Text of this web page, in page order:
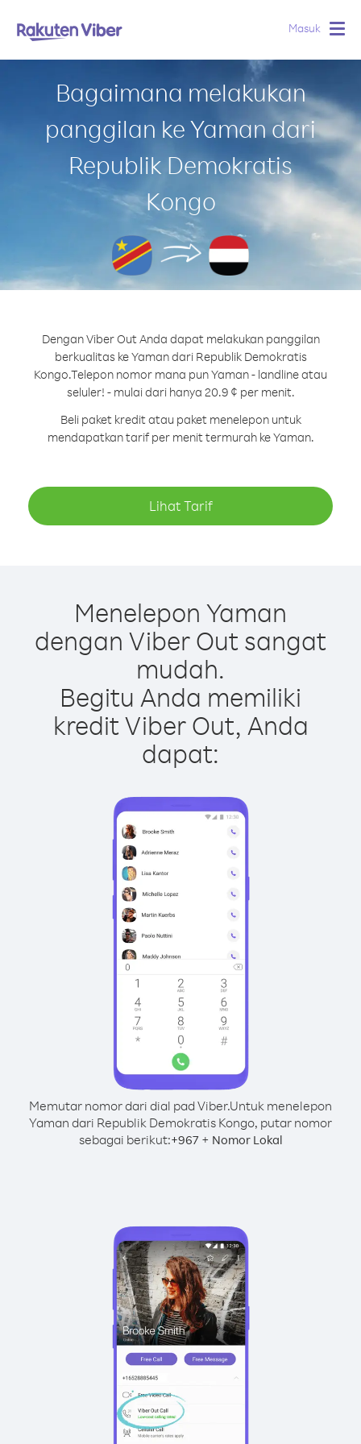
Masuk
Bagaimana melakukan
panggilan ke Yaman dari
Republik Demokratis
Kongo
Dengan Viber Out Anda dapat melakukan panggilan
berkualitas ke Yaman dari Republik Demokratis
Kongo.Telepon nomor mana pun Yaman - landline atau
seluler! - mulai dari hanya 20.9 ¢ per menit.
Beli paket kredit atau paket menelepon untuk
mendapatkan tarif per menit termurah ke Yaman.
Lihat Tarif
Menelepon Yaman
dengan Viber Out sangat
mudah.
Begitu Anda memiliki
kredit Viber Out, Anda
dapat:
Memutar nomor dari dial pad Viber.Untuk menelepon
Yaman dari Republik Demokratis Kongo, putar nomor
sebagai berikut:+967+ Nomor Lokal